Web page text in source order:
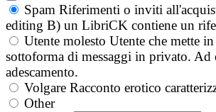
Spam Riferimenti o inviti
editing B) un LibriCK contiene un
Utente molesto Utente che mette
sottoforma di messaggi in privato.
adescamento.
Volgare Racconto erotico
Other